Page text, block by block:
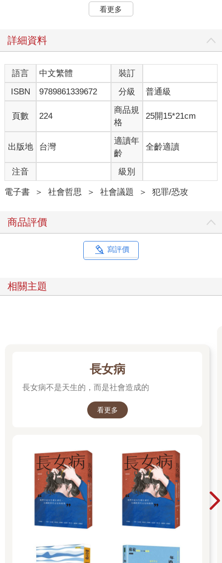
維的能量，在理工組讀書的高中階段，原本想要成為半導體之父
的雄心勃勃，被「全倒」的物理數學分數擊垮，完全失去生命方
但是心中有一塊小小的地方，卻逐漸攻城掠地似地成長。
翻天覆地的結構改變。農民運動、民主化運動、國會改革運動，
社會動盪激發出無與倫比的社會力量，舊體制的逐漸弱化，每個
人都人心惶惶。
所以大學入學我選擇了心理系，一來有個「心」字，讓我充滿探
索的好奇；二來總覺得還有個「理」字，足以寬慰自己三年來在
高中的學習，就這樣，心理學走入我的生命，成為我的後半生注
在政大心理系的學習歷程中，大學部四年、研究所兩年，除了讓
我學習到飽滿的心理學知識外，心理學中豐富的人文素養以及敏
銳的問題觀察力，不知不覺地引導我，讓我成為一個細膩且敏感
的人。
有人注意的議題：高齡學。這個啟發是一張海報，掛在美珍老師
研究室的第一個書櫃側，一進門就能看到—Gerontology 高齡學。
在一九九○年代，全世界都處在八○年代所帶來的高度成長喜悅
中，科技何止突飛猛進日行千里，台灣迎向世界，每天都是欣欣
但是美珍老師很堅定地告訴我：「伸峰，高齡是人類一生發展不
研究這個議題對我造成很大的震撼。對於一個正在撰寫碩士論文
的二十二歲菜鳥新手碩士生而言，自己的未來正是光明燦爛，充
滿無限可能，何來擔憂？對此實在是無所畏懼的。
告訴我的希望與擔憂，卻是如此簡單與短淺。
爺爺奶奶們的希望真的好單純呀！當時的我感到十分苦惱，這麼
單純的人生願望，讓我的論文顯得單調無趣，真不知道能不能畢
美珍老師讀過我的論文後，很溫暖地給了我評語：「伸峰，隨著
年紀漸長，人們在經歷過生命裡的高峰與谷底後，最後他們會期
望自己來到一片平原。平原也許單調無奇，風平浪靜，但卻是高
齡者最期待的平穩與安心。」
然後我畢業了，一路走來，我也快走到了當年自己碩士論文研究
慢慢褪色；當年的低谷逐漸填平，原來真的沒錯！我現在最期待
看更多
詳細資料
語言 中文繁體
裝訂
ISBN
9789861339672 分級 普通級
頁數 224
商品規
格
25開15*21cm
出版地 台灣
適讀年
齡
全齡適讀
注音 級別
電子書 ＞ 社會哲思 ＞ 社會議題 ＞ 犯罪/恐攻
商品評價
寫評價
相關主題
長女病
長女病不是天生的，而是社會造成的
看更多